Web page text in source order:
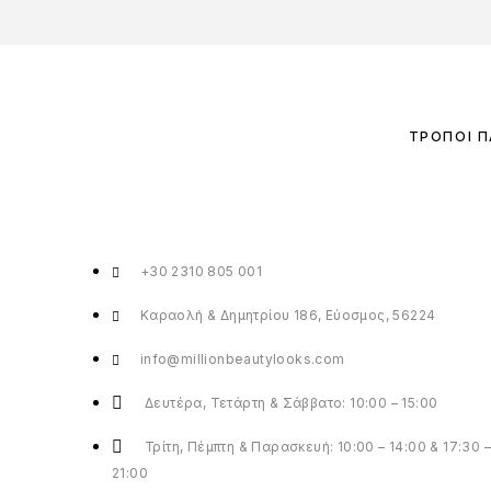
ΤΡΌΠΟΙ
+30 2310 805 001
Καραολή & Δημητρίου 186, Εύοσμος, 56224
info@millionbeautylooks.com
Δευτέρα, Τετάρτη & Σάββατο: 10:00 – 15:00
Τρίτη, Πέμπτη & Παρασκευή: 10:00 – 14:00 & 17:30 –
21:00